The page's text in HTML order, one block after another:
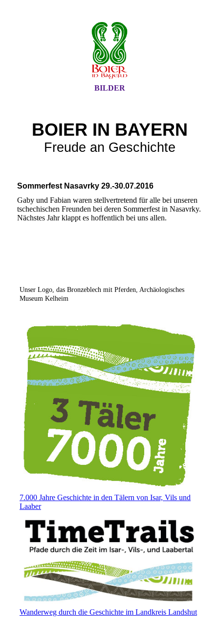
BILDER
BOIER IN BAYERN
Freude an Geschichte
Sommerfest Nasavrky 29.-30.07.2016
Gaby und Fabian waren stellvertretend für alle bei unseren
tschechischen Freunden bei deren Sommerfest in Nasavrky.
Nächstes Jahr klappt es hoffentlich bei uns allen.
Unser Logo, das Bronzeblech mit Pferden, Archäologisches
Museum Kelheim
7.000 Jahre Geschichte in den Tälern von Isar, Vils und
Laaber
Wanderweg durch die Geschichte im Landkreis Landshut